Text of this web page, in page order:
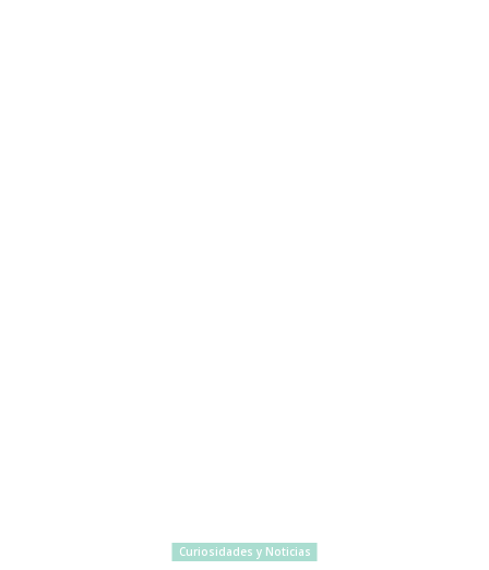
Curiosidades y Noticias